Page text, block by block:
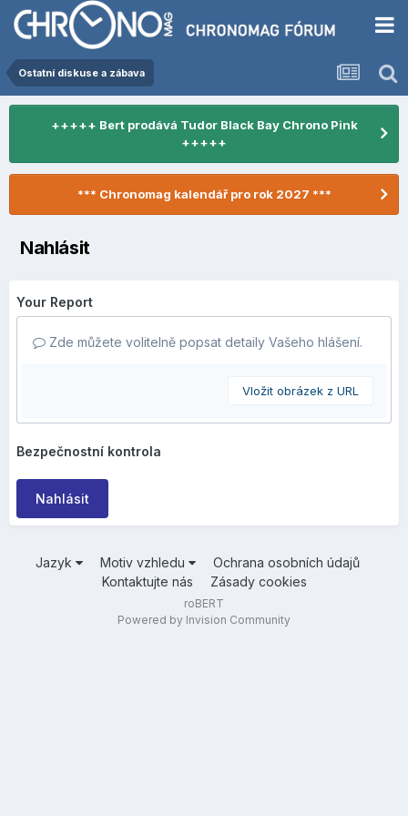
Ostatní diskuse a zábava
+++++ Bert prodává Tudor Black Bay Chrono Pink
+++++
*** Chronomag kalendář pro rok 2027 ***
Nahlásit
Your Report
Zde můžete volitelně popsat detaily Vašeho hlášení.
Vložit obrázek z URL
Bezpečnostní kontrola
Nahlásit
Jazyk Motiv vzhledu
Ochrana osobních údajů
Kontaktujte nás
Zásady cookies
roBERT
Powered by Invision Community